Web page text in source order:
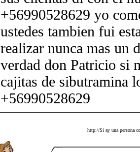
+56990528629 yo
ustedes tambien fui
realizar nunca mas un
verdad don Patricio si
cajitas de sibutramina
+56990528629
http://Si ay una persona